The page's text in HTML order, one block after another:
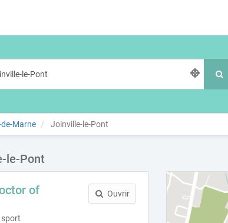
Marne Joinville-le-Pont
le-Pont
of
Ouvrir